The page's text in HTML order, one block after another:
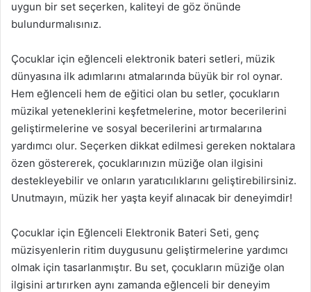
uygun bir set seçerken, kaliteyi de göz önünde
bulundurmalısınız.
Çocuklar için eğlenceli elektronik bateri setleri, müzik
dünyasına ilk adımlarını atmalarında büyük bir rol oynar.
Hem eğlenceli hem de eğitici olan bu setler, çocukların
müzikal yeteneklerini keşfetmelerine, motor becerilerini
geliştirmelerine ve sosyal becerilerini artırmalarına
yardımcı olur. Seçerken dikkat edilmesi gereken noktalara
özen göstererek, çocuklarınızın müziğe olan ilgisini
destekleyebilir ve onların yaratıcılıklarını geliştirebilirsiniz.
Unutmayın, müzik her yaşta keyif alınacak bir deneyimdir!
Çocuklar için Eğlenceli Elektronik Bateri Seti, genç
müzisyenlerin ritim duygusunu geliştirmelerine yardımcı
olmak için tasarlanmıştır. Bu set, çocukların müziğe olan
ilgisini artırırken aynı zamanda eğlenceli bir deneyim